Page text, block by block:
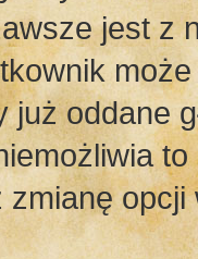
jest z
już oddane
opcji